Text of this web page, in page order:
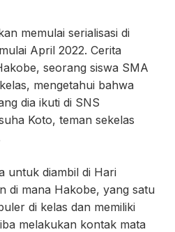
memulai serialisasi di
April 2022. Cerita
seorang siswa SMA
mengetahui bahwa
dia ikuti di SNS
Koto, teman sekelas
untuk diambil di Hari
di mana Hakobe, yang satu
di kelas dan memiliki
melakukan kontak mata